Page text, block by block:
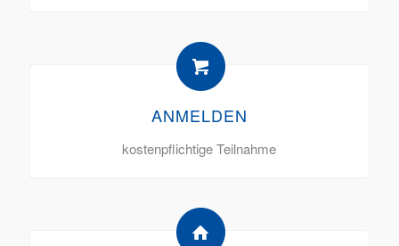
ANMELDEN
kostenpflichtige Teilnahme